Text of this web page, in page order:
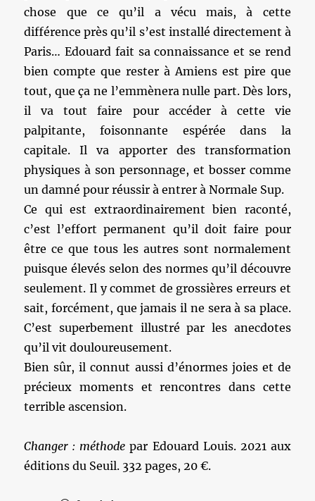
chose que ce qu’il a vécu mais, à cette
différence près qu’il s’est installé directement à
Paris… Edouard fait sa connaissance et se rend
bien compte que rester à Amiens est pire que
tout, que ça ne l’emmènera nulle part. Dès lors,
il va tout faire pour accéder à cette vie
palpitante, foisonnante espérée dans la
capitale. Il va apporter des transformation
physiques à son personnage, et bosser comme
un damné pour réussir à entrer à Normale Sup.
Ce qui est extraordinairement bien raconté,
c’est l’effort permanent qu’il doit faire pour
être ce que tous les autres sont normalement
puisque élevés selon des normes qu’il découvre
seulement. Il y commet de grossières erreurs et
sait, forcément, que jamais il ne sera à sa place.
C’est superbement illustré par les anecdotes
qu’il vit douloureusement.
Bien sûr, il connut aussi d’énormes joies et de
précieux moments et rencontres dans cette
terrible ascension.
Changer : méthode par Edouard Louis. 2021 aux
éditions du Seuil. 332 pages, 20 €.